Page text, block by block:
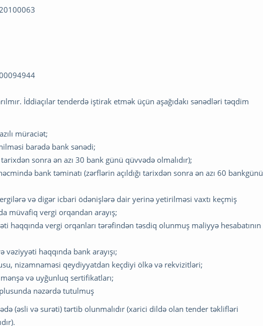
İddiaçılar tenderdə iştirak etmək üçün aşağıdakı sənədləri təqdim
müraciət;
barədə bank sənədi;
sonra ən azı 30 bank günü qüvvədə olmalıdır);
bank təminatı (zərflərin açıldığı tarixdən sonra ən azı 60 bankgünü
və digər icbari ödənişlərə dair yerinə yetirilməsi vaxtı keçmiş
müvafiq vergi orqandan arayış;
haqqında vergi orqanları tərəfindən təsdiq olunmuş maliyyə hesabatının
vəziyyəti haqqında bank arayışı;
nizamnaməsi qeydiyyatdan keçdiyi ölkə və rekvizitləri;
və uyğunluq sertifikatları;
nəzərdə tutulmuş
(əsli və surəti) tərtib olunmalıdır (xarici dildə olan tender təklifləri